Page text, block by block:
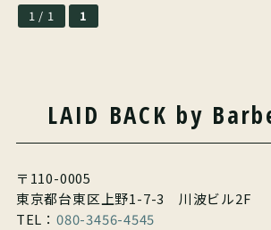
1 / 1 1
LAID BACK by
〒110-0005
東京都台東区上野1-7-3 川波ビル2F
TEL：080-3456-4545